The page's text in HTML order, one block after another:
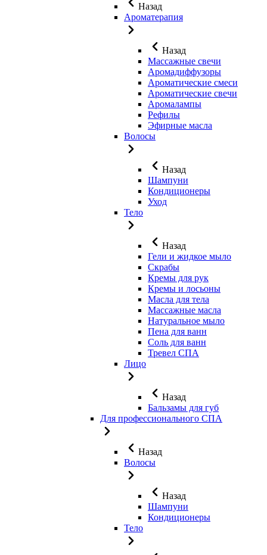
Назад
Ароматерапия
Назад
Массажные свечи
Аромадиффузоры
Ароматические смеси
Ароматические свечи
Аромалампы
Рефилы
Эфирные масла
Волосы
Назад
Шампуни
Кондиционеры
Уход
Тело
Назад
Гели и жидкое мыло
Скрабы
Кремы для рук
Кремы и лосьоны
Масла для тела
Массажные масла
Натуральное мыло
Пена для ванн
Соль для ванн
Тревел СПА
Лицо
Назад
Бальзамы для губ
Для профессионального СПА
Назад
Волосы
Назад
Шампуни
Кондиционеры
Тело